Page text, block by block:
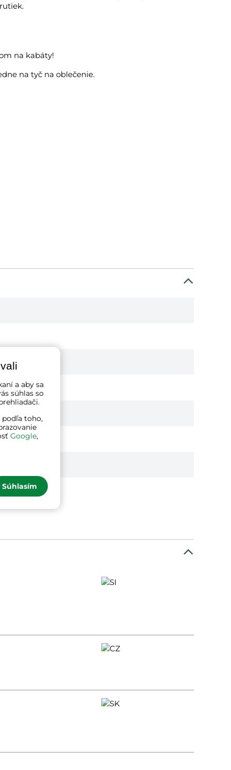
na kabáty!
na tyč na oblečenie.
a aby sa
súhlas so
podľa toho,
Google,
Súhlasím